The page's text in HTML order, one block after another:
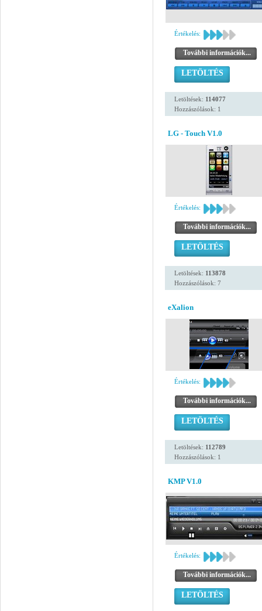
Értékelés:
További információk...
LETÖLTÉS
Letöltések: 114077
Hozzászólások: 1
LG - Touch V1.0
Értékelés:
További információk...
LETÖLTÉS
Letöltések: 113878
Hozzászólások: 7
eXalion
Értékelés:
További információk...
LETÖLTÉS
Letöltések: 112789
Hozzászólások: 1
KMP V1.0
Értékelés:
További információk...
LETÖLTÉS